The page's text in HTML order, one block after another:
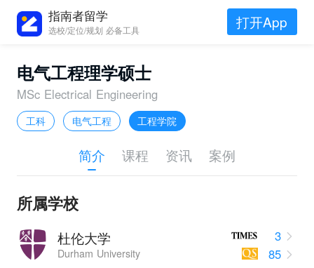
指南者留学
选校/定位/规划 必备工具 打开App
电气工程理学硕士
MSc Electrical Engineering
工科 电气工程 工程学院
简介 课程 资讯 案例
所属学校
杜伦大学
Durham University
3
85